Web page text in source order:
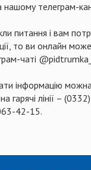
нашому телеграм-
питання і вам
то ви онлайн
чаті
інформацію
гарячі лінії –
42-15.